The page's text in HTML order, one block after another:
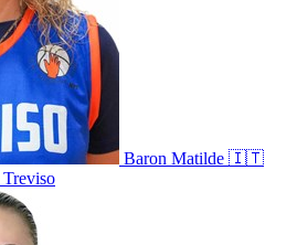
Baron Matilde 🇮🇹
Treviso